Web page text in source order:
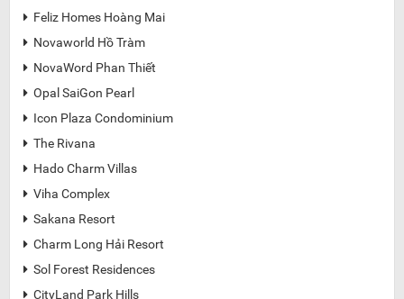
 Feliz Homes Hoàng Mai
 Novaworld Hồ Tràm
 NovaWord Phan Thiết
 Opal SaiGon Pearl
 Icon Plaza Condominium
 The Rivana
 Hado Charm Villas
 Viha Complex
 Sakana Resort
 Charm Long Hải Resort
 Sol Forest Residences
 CityLand Park Hills